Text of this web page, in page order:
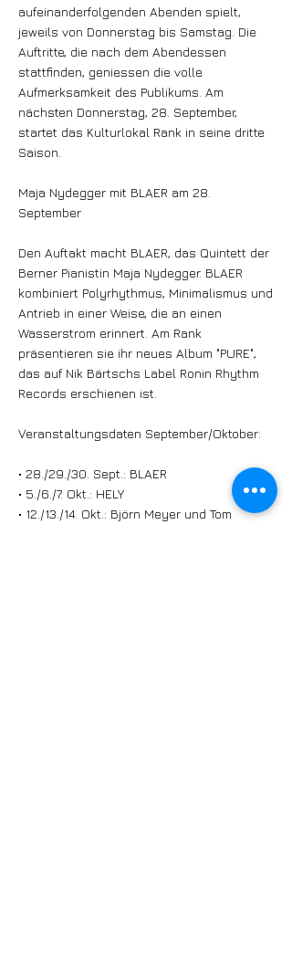
aufeinanderfolgenden Abenden spielt,
jeweils von Donnerstag bis Samstag. Die
Auftritte, die nach dem Abendessen
stattfinden, geniessen die volle
Aufmerksamkeit des Publikums. Am
nächsten Donnerstag, 28. September,
startet das Kulturlokal Rank in seine dritte
Saison.
Maja Nydegger mit BLAER am 28.
September
Den Auftakt macht BLAER, das Quintett der
Berner Pianistin Maja Nydegger. BLAER
kombiniert Polyrhythmus, Minimalismus und
Antrieb in einer Weise, die an einen
Wasserstrom erinnert. Am Rank
präsentieren sie ihr neues Album "PURE",
das auf Nik Bärtschs Label Ronin Rhythm
Records erschienen ist.
Veranstaltungsdaten September/Oktober:
• 28./29./30. Sept.: BLAER
• 5./6./7. Okt.: HELY
• 12./13./14. Okt.: Björn Meyer und Tom